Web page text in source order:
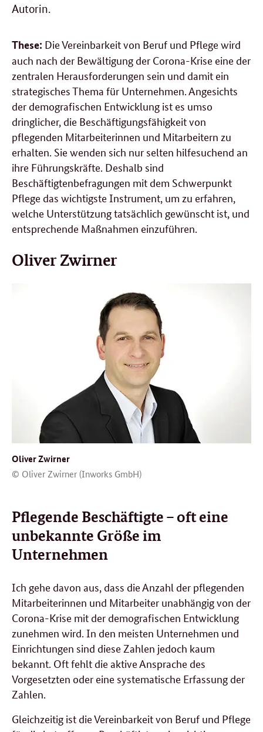
Autorin.
These: Die Vereinbarkeit von Beruf und Pflege wird
auch nach der Bewältigung der Corona-Krise eine der
zentralen Herausforderungen sein und damit ein
strategisches Thema für Unternehmen. Angesichts
der demografischen Entwicklung ist es umso
dringlicher, die Beschäftigungsfähigkeit von
pflegenden Mitarbeiterinnen und Mitarbeitern zu
erhalten. Sie wenden sich nur selten hilfesuchend an
ihre Führungskräfte. Deshalb sind
Beschäftigtenbefragungen mit dem Schwerpunkt
Pflege das wichtigste Instrument, um zu erfahren,
welche Unterstützung tatsächlich gewünscht ist, und
entsprechende Maßnahmen einzuführen.
Oliver Zwirner
Oliver Zwirner
© Oliver Zwirner (Inworks GmbH)
Pflegende Beschäftigte – oft eine
unbekannte Größe im
Unternehmen
Ich gehe davon aus, dass die Anzahl der pflegenden
Mitarbeiterinnen und Mitarbeiter unabhängig von der
Corona-Krise mit der demografischen Entwicklung
zunehmen wird. In den meisten Unternehmen und
Einrichtungen sind diese Zahlen jedoch kaum
bekannt. Oft fehlt die aktive Ansprache des
Vorgesetzten oder eine systematische Erfassung der
Zahlen.
Gleichzeitig ist die Vereinbarkeit von Beruf und Pflege